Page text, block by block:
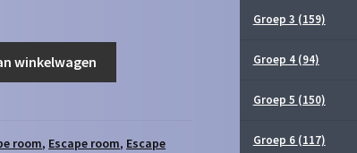
winkelwagen
room, Escape room, Escape
Groep 3 (159)
Groep 4 (94)
Groep 5 (150)
Groep 6 (117)